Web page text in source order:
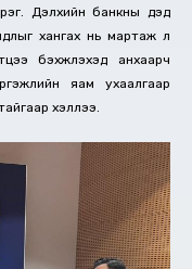
Дэлхийн банкны дэд
хангах нь мартаж үл
бэхжүүлэхэд анхаарч
яам ухаалгаар
хэллээ.